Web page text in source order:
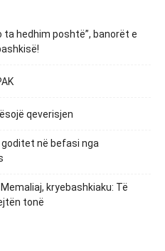
ta hedhim poshtë”, banorët e
qeverisjen
në befasi nga
kryebashkiaku: Të
tonë